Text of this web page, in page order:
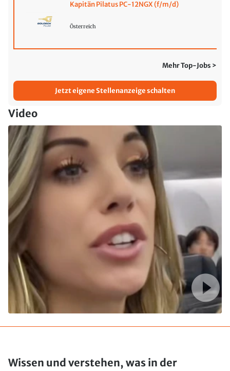
Kapitän Pilatus PC-12NGX (f/m/d)
Österreich
Mehr Top-Jobs >
Jetzt eigene Stellenanzeige schalten
Video
Wissen und verstehen, was in der